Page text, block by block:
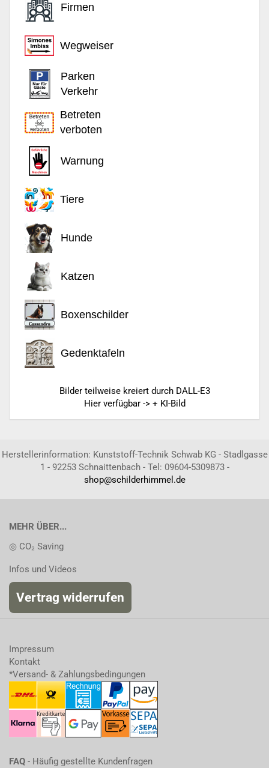
Firmen
Wegweiser
Parken
Verkehr
Betreten
verboten
Warnung
Tiere
Hunde
Katzen
Boxenschilder
Gedenktafeln
Bilder teilweise kreiert durch DALL-E3
Hier verfügbar -> + KI-Bild
Herstellerinformation: Kunststoff-Technik Schwab KG - Stadlgasse
1 - 92253 Schnaittenbach - Tel: 09604-5309873 -
shop@schilderhimmel.de
MEHR ÜBER...
◎ CO₂ Saving
Infos und Videos
Vertrag widerrufen
Impressum
Kontakt
*Versand- & Zahlungsbedingungen
FAQ - Häufig gestellte Kundenfragen